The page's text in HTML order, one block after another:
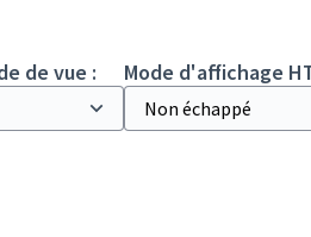
de vue :
Mode d'affichage